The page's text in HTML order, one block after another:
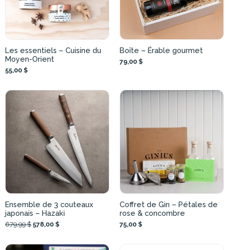
Les essentiels – Cuisine du
Moyen-Orient
55,00 $
Boîte – Érable gourmet
79,00 $
Ensemble de 3 couteaux
japonais – Hazaki
679,99 $ 578,00 $
Coffret de Gin – Pétales de
rose & concombre
75,00 $